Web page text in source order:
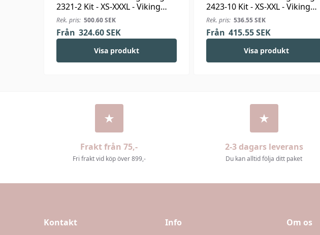
2321-2 Kit - XS-XXXL - Viking
Bjørk
Rek. pris: 500.60SEK
Från 324.60SEK
Visa produkt
2423-10 Kit - XS-XXL - Viking
Linus
Rek. pris: 536.55SEK
Från 415.55SEK
Visa produkt
Frakt från 75,-
Fri frakt vid köp över 899,-
2-3 dagars leverans
Du kan alltid följa ditt paket
Kontakt Info Om os